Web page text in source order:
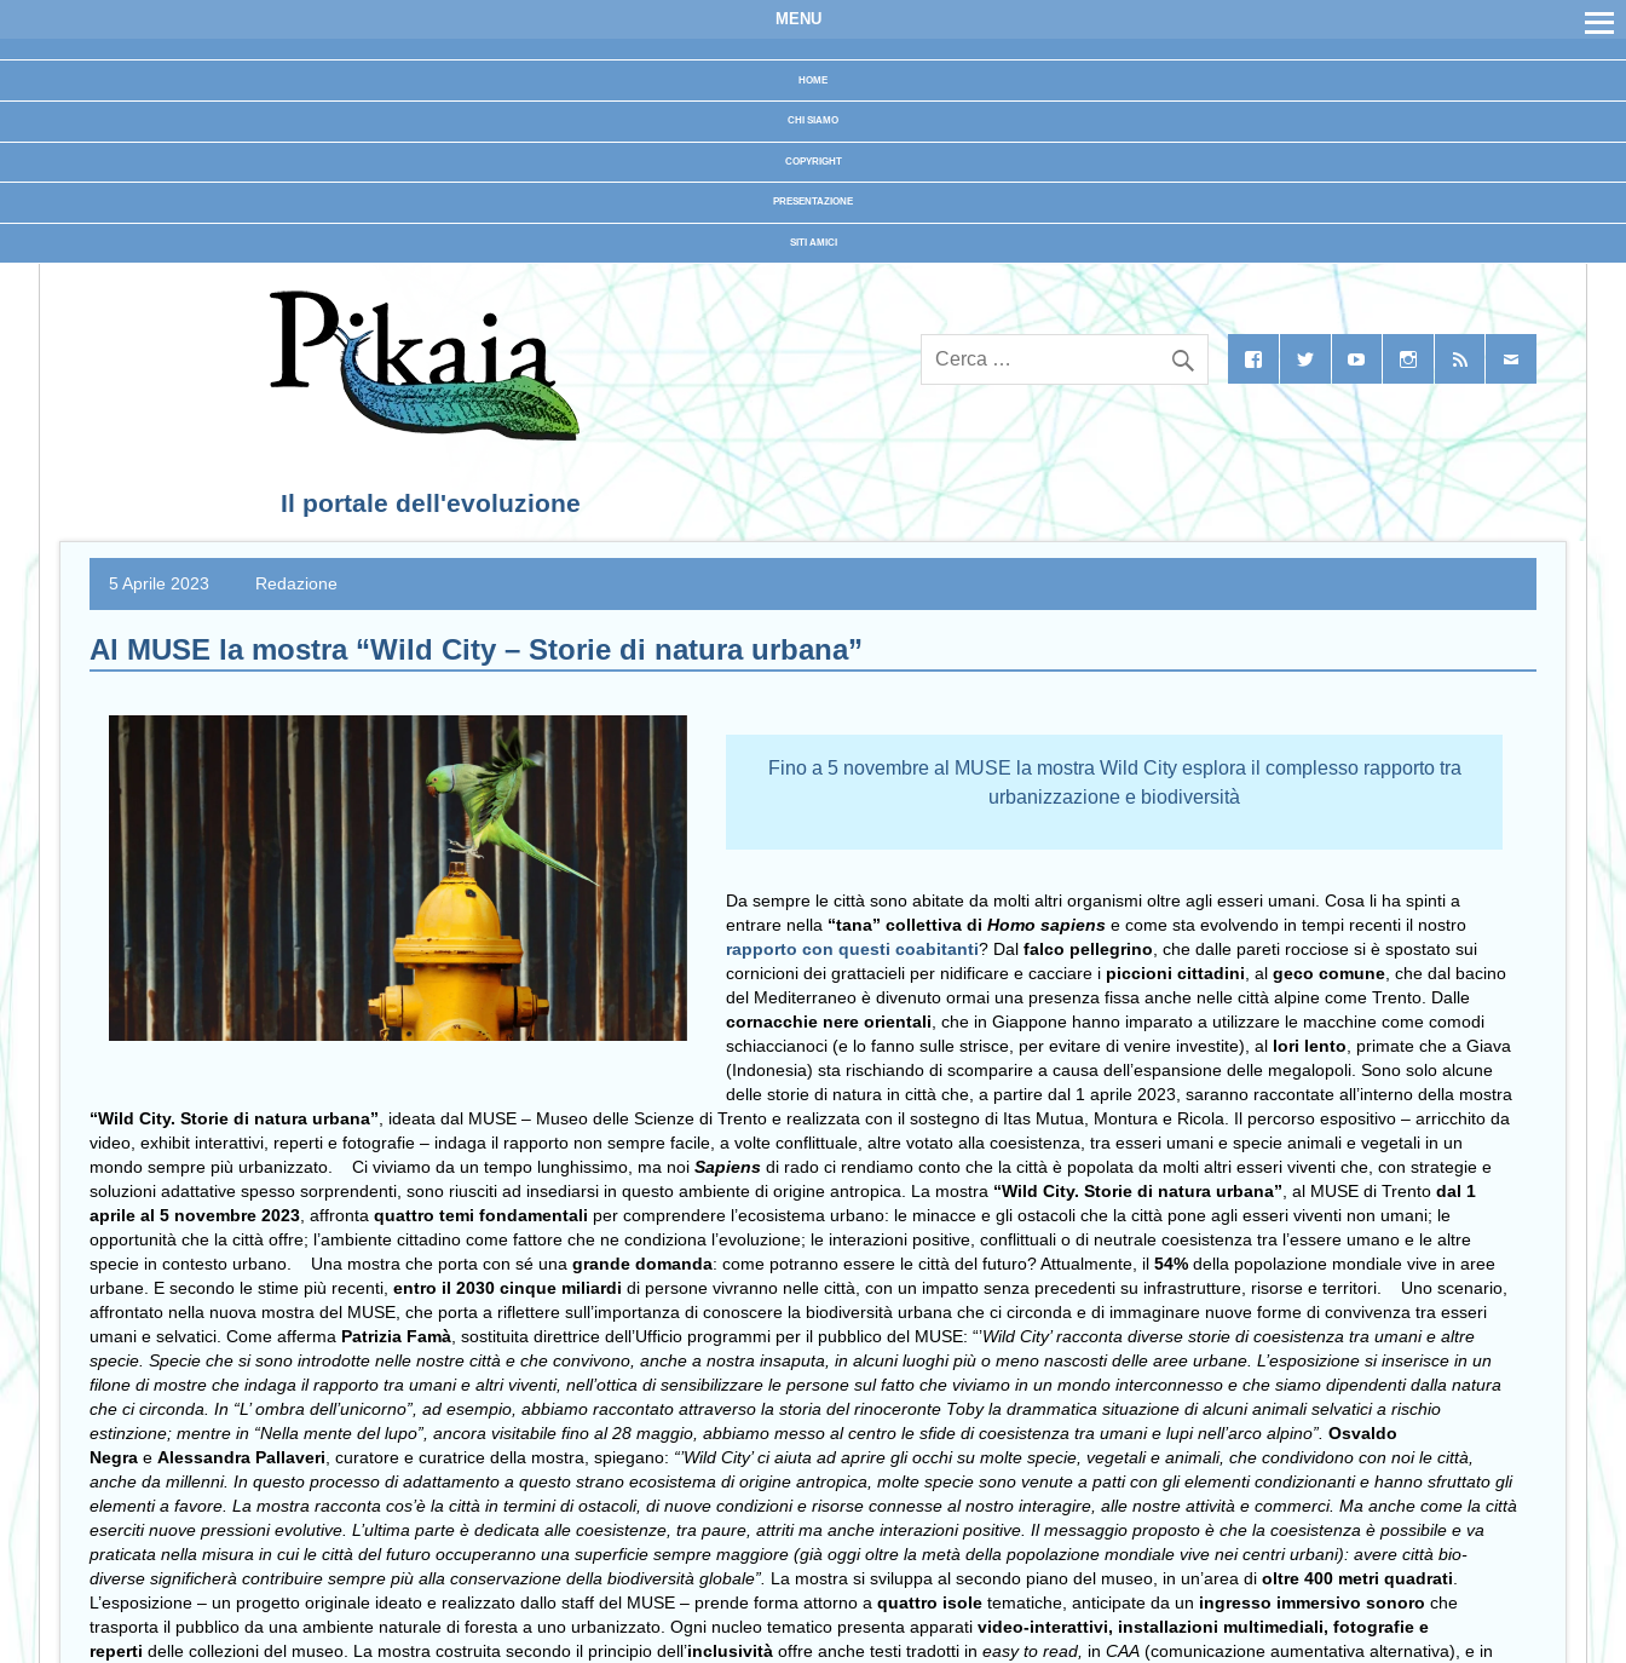
MENU
HOME
CHI SIAMO
COPYRIGHT
PRESENTAZIONE
SITI AMICI
Il portale dell'evoluzione
5 Aprile 2023 Redazione
Al MUSE la mostra “Wild City – Storie di natura urbana”
Fino a 5 novembre al MUSE la mostra Wild City esplora il complesso rapporto tra
urbanizzazione e biodiversità
Da sempre le città sono abitate da molti altri organismi oltre agli esseri umani. Cosa li ha spinti a
entrare nella “tana” collettiva diHomo sapiens e come sta evolvendo in tempi recenti il nostro
rapporto con questi coabitanti? Dalfalco pellegrino , che dalle pareti rocciose si è spostato sui
cornicioni dei grattacieli per nidificare e cacciare i piccioni cittadini , algeco comune , che dal bacino
del Mediterraneo è divenuto ormai una presenza fissa anche nelle città alpine come Trento. Dalle
cornacchie nere orientali , che in Giappone hanno imparato a utilizzare le macchine come comodi
schiaccianoci (e lo fanno sulle strisce, per evitare di venire investite), al lori lento , primate che a Giava
(Indonesia) sta rischiando di scomparire a causa dell’espansione delle megalopoli. Sono solo alcune
delle storie di natura in città che, a partire dal 1 aprile 2023, saranno raccontate all’interno della mostra
“Wild City. Storie di natura urbana” , ideata dal MUSE – Museo delle Scienze di Trento e realizzata con il sostegno di Itas Mutua, Montura e Ricola. Il percorso espositivo – arricchito da
video, exhibit interattivi, reperti e fotografie – indaga il rapporto non sempre facile, a volte conflittuale, altre votato alla coesistenza, tra esseri umani e specie animali e vegetali in un
mondo sempre più urbanizzato. Ci viviamo da un tempo lunghissimo, ma noi Sapiens di rado ci rendiamo conto che la città è popolata da molti altri esseri viventi che, con strategie e
soluzioni adattative spesso sorprendenti, sono riusciti ad insediarsi in questo ambiente di origine antropica.
La mostra “Wild City. Storie di natura urbana” , al MUSE di Trento dal 1
aprile al 5 novembre 2023 , affronta quattro temi fondamentali per comprendere l’ecosistema urbano: le minacce e gli ostacoli che la città pone agli esseri viventi non umani; le
opportunità che la città offre; l’ambiente cittadino come fattore che ne condiziona l’evoluzione; le interazioni positive, conflittuali o di neutrale coesistenza tra l’essere umano e le altre
specie in contesto urbano.
Una mostra che porta con sé una grande domanda: come potranno essere le città del futuro?Attualmente, il 54% della popolazione mondiale vive in aree
urbane. E secondo le stime più recenti, entro il 2030 cinque miliardi di persone vivranno nelle città, con un impatto senza precedenti su infrastrutture, risorse e territori.
Uno scenario,
affrontato nella nuova mostra del MUSE, che porta a riflettere sull’importanza di conoscere la biodiversità urbana che ci circonda e di immaginare nuove forme di convivenza tra esseri
umani e selvatici. Come afferma Patrizia Famà , sostituita direttrice dell’Ufficio programmi per il pubblico del MUSE: “’Wild City’ racconta diverse storie di coesistenza tra umani e altre
specie. Specie che si sono introdotte nelle nostre città e che convivono, anche a nostra insaputa, in alcuni luoghi più o meno nascosti delle aree urbane. L’esposizione si inserisce in un
filone di mostre che indaga il rapporto tra umani e altri viventi, nell’ottica di sensibilizzare le persone sul fatto che viviamo in un mondo interconnesso e che siamo dipendenti dalla natura
che ci circonda. In “L’ ombra dell’unicorno”, ad esempio, abbiamo raccontato attraverso la storia del rinoceronte Toby la drammatica situazione di alcuni animali selvatici a rischio
estinzione; mentre in “Nella mente del lupo”, ancora visitabile fino al 28 maggio, abbiamo messo al centro le sfide di coesistenza tra umani e lupi nell’arco alpino”. Osvaldo
Negra e Alessandra Pallaveri , curatore e curatrice della mostra, spiegano: “’Wild City’ ci aiuta ad aprire gli occhi su molte specie, vegetali e animali, che condividono con noi le città,
anche da millenni. In questo processo di adattamento a questo strano ecosistema di origine antropica, molte specie sono venute a patti con gli elementi condizionanti e hanno sfruttato gli
elementi a favore. La mostra racconta cos’è la città in termini di ostacoli, di nuove condizioni e risorse connesse al nostro interagire, alle nostre attività e commerci. Ma anche come la città
eserciti nuove pressioni evolutive. L’ultima parte è dedicata alle coesistenze, tra paure, attriti ma anche interazioni positive. Il messaggio proposto è che la coesistenza è possibile e va
praticata nella misura in cui le città del futuro occuperanno una superficie sempre maggiore (già oggi oltre la metà della popolazione mondiale vive nei centri urbani): avere città bio-
diverse significherà contribuire sempre più alla conservazione della biodiversità globale”. La mostra si sviluppa al secondo piano del museo, in un’area di oltre 400 metri quadrati
L’esposizione – un progetto originale ideato e realizzato dallo staff del MUSE – prende forma attorno a quattro isole tematiche, anticipate da un ingresso immersivo sonoro che
trasporta il pubblico da una ambiente naturale di foresta a uno urbanizzato. Ogni nucleo tematico presenta apparati video-interattivi, installazioni multimediali, fotografie e
reperti delle collezioni del museo. La mostra costruita secondo il principio dell’inclusività offre anche testi tradotti in easy to read, in CAA (comunicazione aumentativa alternativa), e in